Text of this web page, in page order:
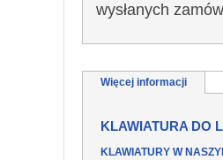
wysłanych
Więcej informacji
KLAWIATURA DO
KLAWIATURY W